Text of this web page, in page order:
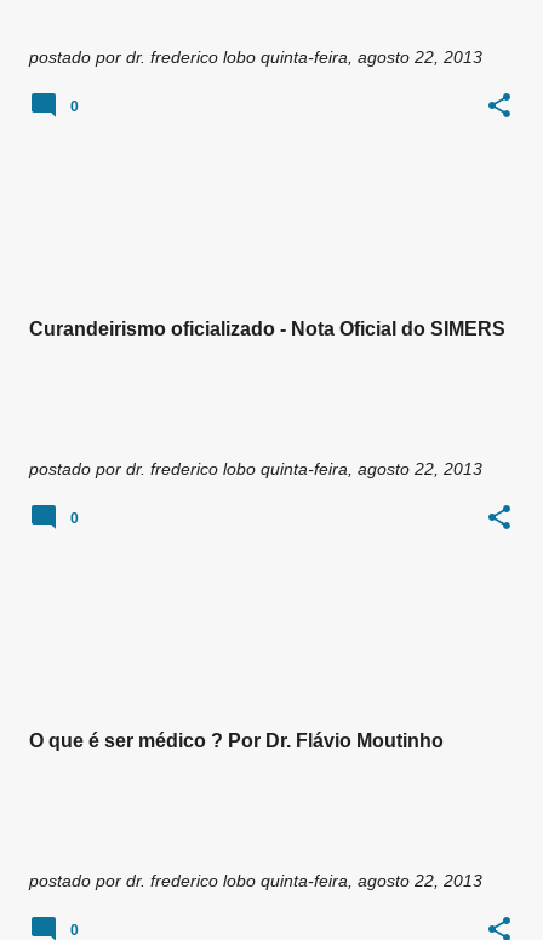
postado por dr. frederico lobo quinta-feira, agosto 22, 2013
0
Curandeirismo oficializado - Nota Oficial do SIMERS
postado por dr. frederico lobo quinta-feira, agosto 22, 2013
0
O que é ser médico ? Por Dr. Flávio Moutinho
postado por dr. frederico lobo quinta-feira, agosto 22, 2013
0